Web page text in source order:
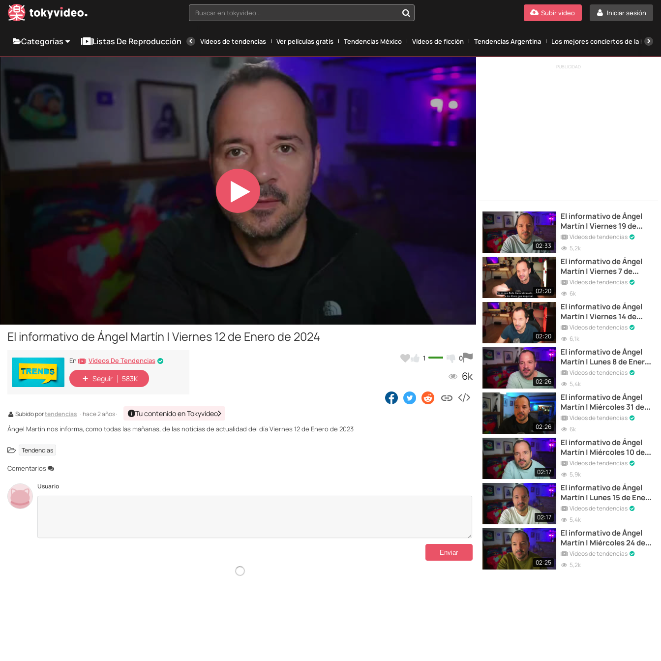
Buscar en tokyvideo... Iniciar sesión
Subir vídeo
Categorías Listas De Reproducción Vídeos de tendencias Ver películas gratis Tendencias México Vídeos de ficción Tendencias Argentina Los mejores conciertos de la
Play
Video
El informativo de Ángel Martín | Viernes 12 de Enero de 2024
1 0
6k
En Vídeos De Tendencias
Seguir 583K
Subido portendencias · hace 2 años · Tu contenido en Tokyvideo
Ángel Martín nos informa, como todas las mañanas, de las noticias de actualidad del día Viernes 12 de Enero de 2023
Tendencias
Comentarios
Usuario
PUBLICIDAD
02:33
El informativo de Ángel
Martín | Viernes 19 de
Enero de 2024
Vídeos de tendencias
5,2k
02:20
El informativo de Ángel
Martín | Viernes 7 de
Enero de 2022
Vídeos de tendencias
6k
02:20
El informativo de Ángel
Martín | Viernes 14 de
Enero de 2022
Vídeos de tendencias
6,1k
02:26
El informativo de Ángel
Martín | Lunes 8 de Enero
de 2024
Vídeos de tendencias
5,4k
02:26
El informativo de Ángel
Martín | Miércoles 31 de
Enero de 2024
Vídeos de tendencias
6k
02:17
El informativo de Ángel
Martín | Miércoles 10 de
Enero de 2024
Vídeos de tendencias
5,9k
02:17
El informativo de Ángel
Martín | Lunes 15 de Enero
de 2024
Vídeos de tendencias
5,4k
02:25
El informativo de Ángel
Martín | Miércoles 24 de
Enero de 2024
Vídeos de tendencias
5,2k